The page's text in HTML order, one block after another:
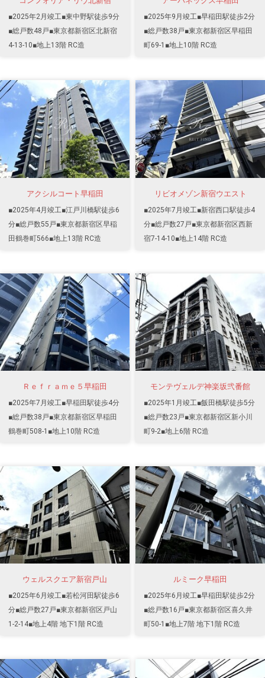
■2025年2月竣工■東中野駅徒歩9分
■総戸数48戸■東京都新宿区北新宿
4-13-10■地上13階 RC造
■2025年9月竣工■早稲田駅徒歩2分
■総戸数38戸■東京都新宿区早稲田
町69-1■地上10階 RC造
アクシルコート早稲田
■2025年4月竣工■江戸川橋駅徒歩6
分■総戸数55戸■東京都新宿区早稲
田鶴巻町566■地上13階 RC造
リビオメゾン新宿ウエスト
■2025年7月竣工■新宿西口駅徒歩4
分■総戸数27戸■東京都新宿区西新
宿7-14-10■地上14階 RC造
Ｒｅｆｒａｍｅ５早稲田
■2025年7月竣工■早稲田駅徒歩4分
■総戸数38戸■東京都新宿区早稲田
鶴巻町508-1■地上10階 RC造
モンテヴェルデ神楽坂弐番館
■2025年1月竣工■飯田橋駅徒歩5分
■総戸数23戸■東京都新宿区新小川
町9-2■地上6階 RC造
ウェルスクエア新宿戸山
■2025年6月竣工■若松河田駅徒歩6
分■総戸数27戸■東京都新宿区戸山
1-2-14■地上4階 地下1階 RC造
ルミーク早稲田
■2025年6月竣工■早稲田駅徒歩2分
■総戸数16戸■東京都新宿区喜久井
町50-1■地上7階 地下1階 RC造